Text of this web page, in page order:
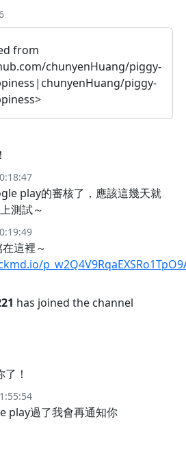
from
chunyenHuang/piggy-
piggy-
play的審核了，應該這幾天就
測試～
這裡～
has joined the channel
！
play過了我會再通知你